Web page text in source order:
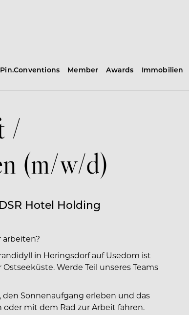
Member Awards Immobilien
/
(m/w/d)
Hotel Holding
in Heringsdorf auf Usedom ist
Werde Teil unseres Teams
Sonnenaufgang erleben und das
mit dem Rad zur Arbeit fahren.